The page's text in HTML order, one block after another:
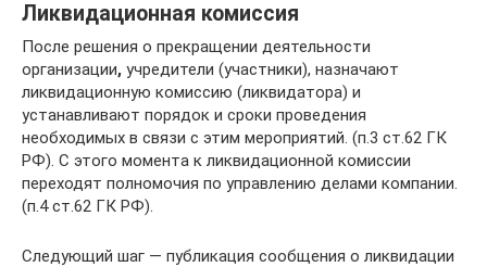
Ликвидационная комиссия
После решения о прекращении деятельности
организации, учредители (участники), назначают
ликвидационную комиссию (ликвидатора) и
устанавливают порядок и сроки проведения
необходимых в связи с этим мероприятий. (п.3 ст.62 ГК
РФ). С этого момента к ликвидационной комиссии
переходят полномочия по управлению делами компании.
(п.4 ст.62 ГК РФ).
Следующий шаг — публикация сообщения о ликвидации